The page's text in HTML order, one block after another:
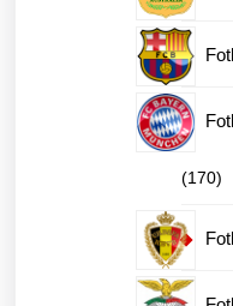
170170